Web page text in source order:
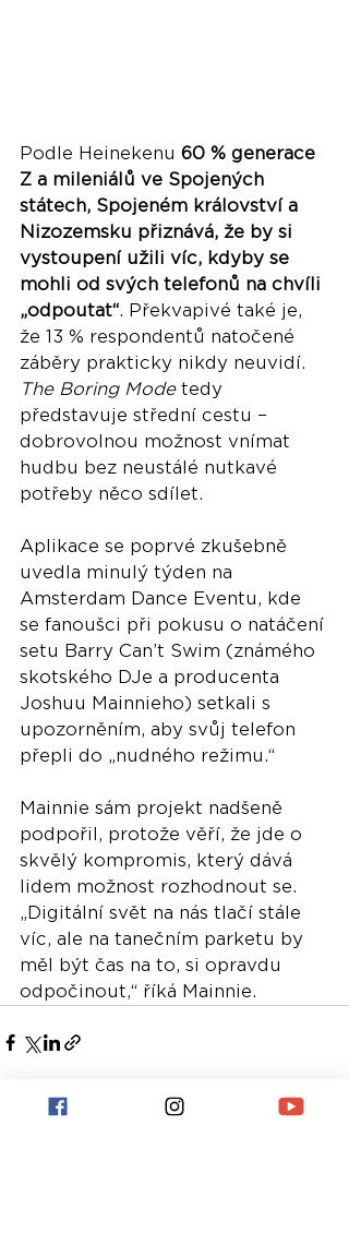
Podle Heinekenu 60 % generace
Z a mileniálů ve Spojených
státech, Spojeném království a
Nizozemsku přiznává, že by si
vystoupení užili víc, kdyby se
mohli od svých telefonů na chvíli
„odpoutat“. Překvapivé také je,
že 13 % respondentů natočené
záběry prakticky nikdy neuvidí.
The Boring Mode tedy
představuje střední cestu –
dobrovolnou možnost vnímat
hudbu bez neustálé nutkavé
potřeby něco sdílet.
Aplikace se poprvé zkušebně
uvedla minulý týden na
Amsterdam Dance Eventu, kde
se fanoušci při pokusu o natáčení
setu Barry Can’t Swim (známého
skotského DJe a producenta
Joshuu Mainnieho) setkali s
upozorněním, aby svůj telefon
přepli do „nudného režimu.“
Mainnie sám projekt nadšeně
podpořil, protože věří, že jde o
skvělý kompromis, který dává
lidem možnost rozhodnout se.
„Digitální svět na nás tlačí stále
víc, ale na tanečním parketu by
měl být čas na to, si opravdu
odpočinout,“ říká Mainnie.